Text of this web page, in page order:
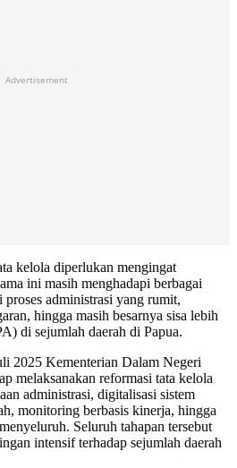
Advertisement
kelola diperlukan mengingat
ini masih menghadapi berbagai
administrasi yang rumit,
hingga masih besarnya sisa lebih
di sejumlah daerah di Papua.
2025 Kementerian Dalam Negeri
melaksanakan reformasi tata kelola
administrasi, digitalisasi sistem
monitoring berbasis kinerja, hingga
Seluruh tahapan tersebut
intensif terhadap sejumlah daerah